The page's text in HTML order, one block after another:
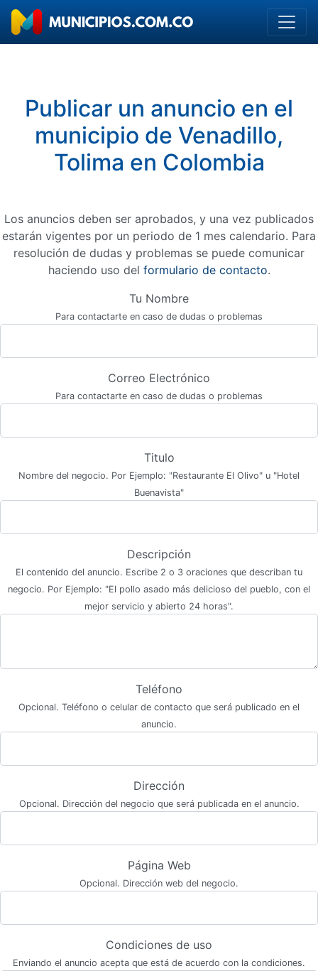
Publicar un anuncio en el
municipio de Venadillo,
Tolima en Colombia
Los anuncios deben ser aprobados, y una vez publicados
estarán vigentes por un periodo de 1 mes calendario. Para
resolución de dudas y problemas se puede comunicar
haciendo uso del formulario de contacto.
Tu Nombre
Para contactarte en caso de dudas o problemas
Correo Electrónico
Para contactarte en caso de dudas o problemas
Titulo
Nombre del negocio. Por Ejemplo: "Restaurante El Olivo" u "Hotel
Buenavista"
Descripción
El contenido del anuncio. Escribe 2 o 3 oraciones que describan tu
negocio. Por Ejemplo: "El pollo asado más delicioso del pueblo, con el
mejor servicio y abierto 24 horas".
Teléfono
Opcional. Teléfono o celular de contacto que será publicado en el
anuncio.
Dirección
Opcional. Dirección del negocio que será publicada en el anuncio.
Página Web
Opcional. Dirección web del negocio.
Condiciones de uso
Enviando el anuncio acepta que está de acuerdo con la condiciones.